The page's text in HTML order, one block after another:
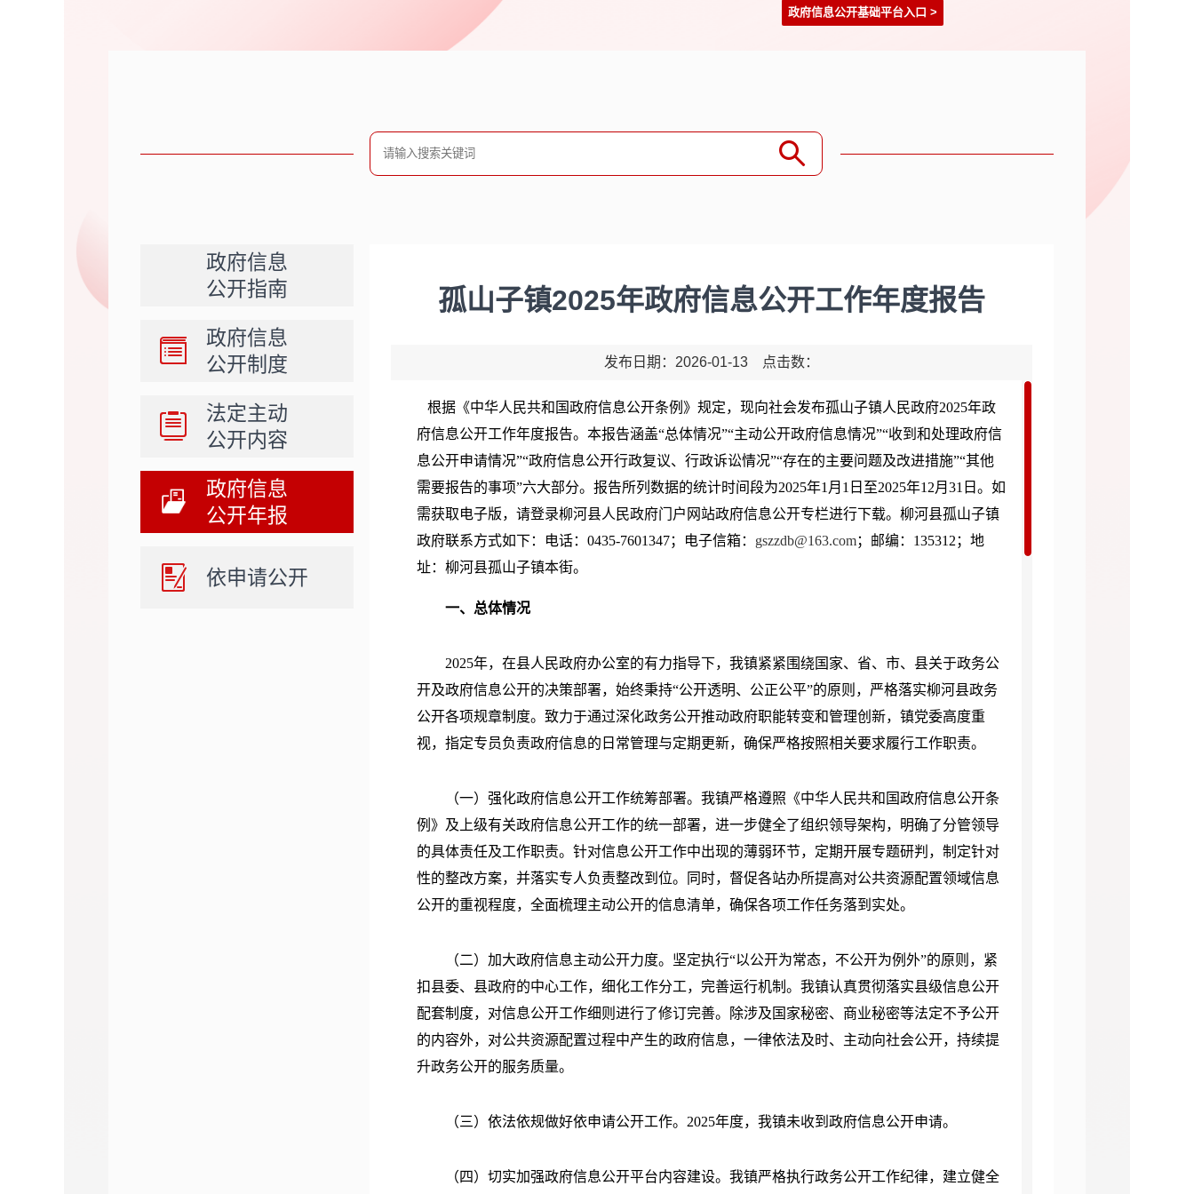
政府信息公开基础平台入口 >
政府信息
公开指南
政府信息
公开制度
法定主动
公开内容
政府信息
公开年报
依申请公开
孤山子镇2025年政府信息公开工作年度报告
发布日期：2026-01-13 点击数：
根据《中华人民共和国政府信息公开条例》规定，现向社会发布孤山子镇人民政府2025年政
府信息公开工作年度报告。本报告涵盖“总体情况”“主动公开政府信息情况”“收到和处理政府信
息公开申请情况”“政府信息公开行政复议、行政诉讼情况”“存在的主要问题及改进措施”“其他
需要报告的事项”六大部分。报告所列数据的统计时间段为2025年1月1日至2025年12月31日。如
需获取电子版，请登录柳河县人民政府门户网站政府信息公开专栏进行下载。柳河县孤山子镇
政府联系方式如下：电话：0435-7601347；电子信箱： gszzdb@163.com；邮编：135312；地
址：柳河县孤山子镇本街。
一、总体情况
2025年，在县人民政府办公室的有力指导下，我镇紧紧围绕国家、省、市、县关于政务公
开及政府信息公开的决策部署，始终秉持“公开透明、公正公平”的原则，严格落实柳河县政务
公开各项规章制度。致力于通过深化政务公开推动政府职能转变和管理创新，镇党委高度重
视，指定专员负责政府信息的日常管理与定期更新，确保严格按照相关要求履行工作职责。
（一）强化政府信息公开工作统筹部署。我镇严格遵照《中华人民共和国政府信息公开条
例》及上级有关政府信息公开工作的统一部署，进一步健全了组织领导架构，明确了分管领导
的具体责任及工作职责。针对信息公开工作中出现的薄弱环节，定期开展专题研判，制定针对
性的整改方案，并落实专人负责整改到位。同时，督促各站办所提高对公共资源配置领域信息
公开的重视程度，全面梳理主动公开的信息清单，确保各项工作任务落到实处。
（二）加大政府信息主动公开力度。 坚定执行“以公开为常态，不公开为例外”的原则，紧
扣县委、县政府的中心工作，细化工作分工，完善运行机制。我镇认真贯彻落实县级信息公开
配套制度，对信息公开工作细则进行了修订完善。除涉及国家秘密、商业秘密等法定不予公开
的内容外，对公共资源配置过程中产生的政府信息，一律依法及时、主动向社会公开，持续提
升政务公开的服务质量。
（三）依法依规做好依申请公开工作。 2025年度，我镇未收到政府信息公开申请。
（四）切实加强政府信息公开平台内容建设。我镇严格执行政务公开工作纪律，建立健全